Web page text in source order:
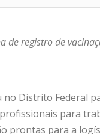
de registro de
Distrito Federal
para
prontas para a